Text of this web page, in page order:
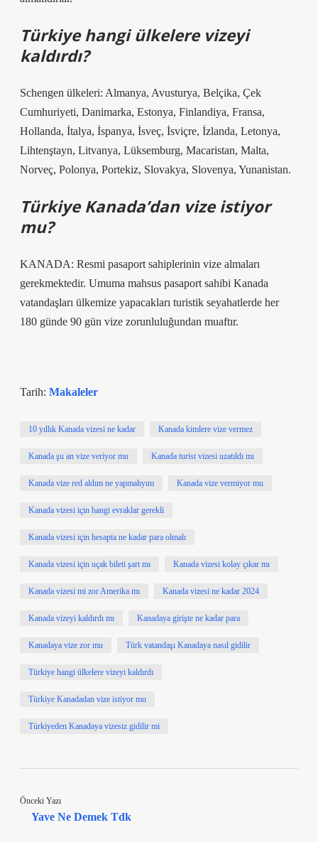
Türkiye hangi ülkelere vizeyi
kaldırdı?
Schengen ülkeleri: Almanya, Avusturya, Belçika, Çek
Cumhuriyeti, Danimarka, Estonya, Finlandiya, Fransa,
Hollanda, İtalya, İspanya, İsveç, İsviçre, İzlanda, Letonya,
Lihtenştayn, Litvanya, Lüksemburg, Macaristan, Malta,
Norveç, Polonya, Portekiz, Slovakya, Slovenya, Yunanistan.
Türkiye Kanada’dan vize istiyor
mu?
KANADA: Resmi pasaport sahiplerinin vize almaları
gerekmektedir. Umuma mahsus pasaport sahibi Kanada
vatandaşları ülkemize yapacakları turistik seyahatlerde her
180 günde 90 gün vize zorunluluğundan muaftır.
Tarih: Makaleler
10 yıllık Kanada vizesi ne kadar Kanada kimlere vize vermez
Kanada şu an vize veriyor mu Kanada turist vizesi uzatıldı mı
Kanada vize red aldım ne yapmalıyım Kanada vize vermiyor mu
Kanada vizesi için hangi evraklar gerekli
Kanada vizesi için hesapta ne kadar para olmalı
Kanada vizesi için uçak bileti şart mı Kanada vizesi kolay çıkar mı
Kanada vizesi mi zor Amerika mı Kanada vizesi ne kadar 2024
Kanada vizeyi kaldırdı mı Kanadaya girişte ne kadar para
Kanadaya vize zor mu Türk vatandaşı Kanadaya nasıl gidilir
Türkiye hangi ülkelere vizeyi kaldırdı
Türkiye Kanadadan vize istiyor mu
Türkiyeden Kanadaya vizesiz gidilir mi
Önceki Yazı
Yave Ne Demek Tdk